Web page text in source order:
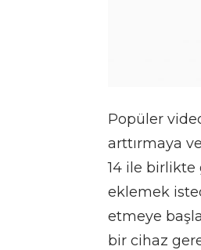
Popüler
arttırmaya
14 ile birlikte
eklemek
etmeye
bir cihaz